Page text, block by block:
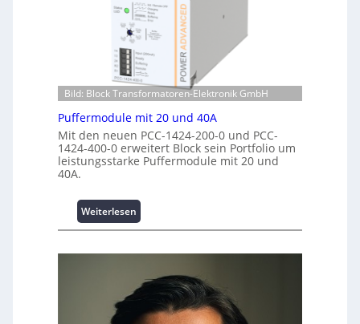
C
r
i
m
p
w
e
r
k
z
e
e
I
n
v
e
s
t
i
t
i
o
n
c
e
h
Bild: Block Transformatoren-Elektronik GmbH
Puffermodule mit 20 und 40A
Mit den neuen PCC-1424-200-0 und PCC-
1424-400-0 erweitert Block sein Portfolio um
leistungsstarke Puffermodule mit 20 und
40A.
Weiterlesen:
P
f
e
m